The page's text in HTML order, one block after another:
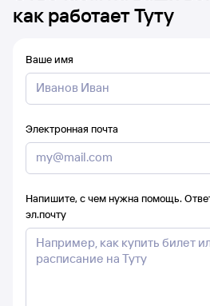
как работает Туту
Ваше имя
Электронная почта
Напишите, с чем нужна помощь.
эл.почту